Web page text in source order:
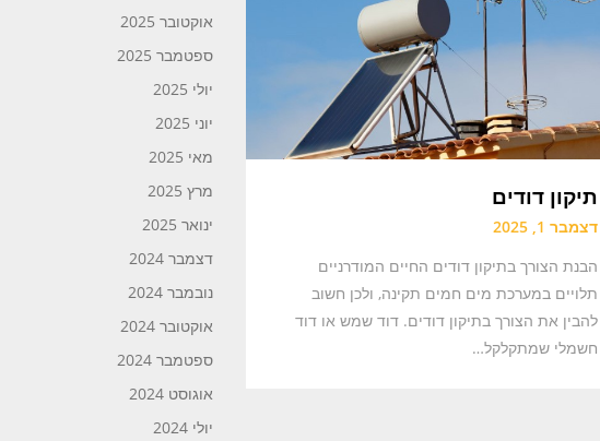
תיקון דודים
דצמבר 1, 2025
הבנת הצורך בתיקון דודים החיים המודרניים
תלויים במערכת מים חמים תקינה, ולכן חשוב
להבין את הצורך בתיקון דודים. דוד שמש או דוד
חשמלי שמתקלקל…
אוקטובר 2025
ספטמבר 2025
יולי 2025
יוני 2025
מאי 2025
מרץ 2025
ינואר 2025
דצמבר 2024
נובמבר 2024
אוקטובר 2024
ספטמבר 2024
אוגוסט 2024
יולי 2024